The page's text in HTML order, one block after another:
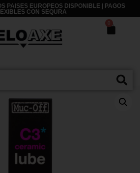
PAISES EUROPEOS DISPONIBLE | PAGOS
CON SEQURA
0